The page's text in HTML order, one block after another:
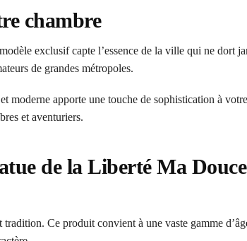
chambre
exclusif capte l’essence de la ville qui ne dort
de grandes métropoles.
moderne apporte une touche de sophistication à
et aventuriers.
de la Liberté Ma Douce
Ce produit convient à une vaste gamme